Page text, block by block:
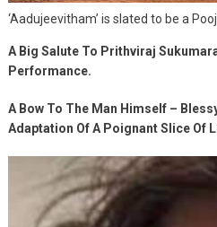
‘Aadujeevitham’ is slated to be a
A Big Salute To Prithviraj
Performance.
A Bow To The Man Himself –
Adaptation Of A Poignant Slice Of